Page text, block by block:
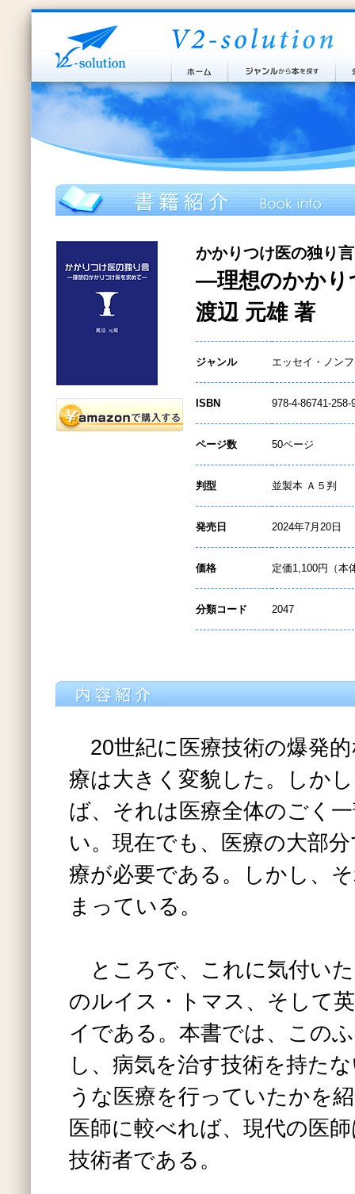
かかりつけ医の独り言
―理想のかか
渡辺 元雄 著
ジャンル エッセイ・ノン
ISBN 978-4-86741-258-
ページ数 50ページ
判型 並製本 Ａ５判
発売日 2024年7月20日
価格 定価1,100円（本
分類コード 2047
20世紀に医療技術の爆発
療は大きく変貌した。しか
ば、それは医療全体のごく
い。現在でも、医療の大部
療が必要である。しかし、
まっている。
ところで、これに気付い
のルイス・トマス、そして
イである。本書では、この
し、病気を治す技術を持た
うな医療を行っていたかを
医師に較べれば、現代の医
技術者である。